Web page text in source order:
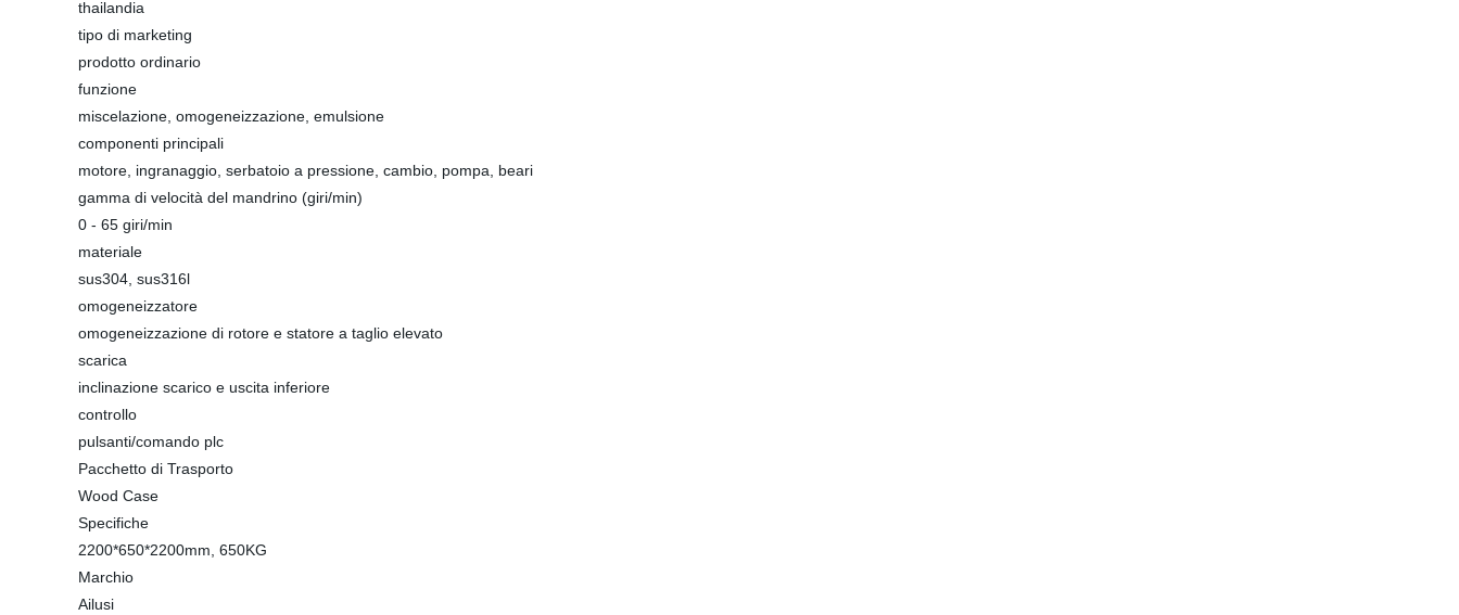
thailandia
tipo di marketing
prodotto ordinario
funzione
miscelazione, omogeneizzazione, emulsione
componenti principali
motore, ingranaggio, serbatoio a pressione, cambio, pompa, beari
gamma di velocità del mandrino (giri/min)
0 - 65 giri/min
materiale
sus304, sus316l
omogeneizzatore
omogeneizzazione di rotore e statore a taglio elevato
scarica
inclinazione scarico e uscita inferiore
controllo
pulsanti/comando plc
Pacchetto di Trasporto
Wood Case
Specifiche
2200*650*2200mm, 650KG
Marchio
Ailusi